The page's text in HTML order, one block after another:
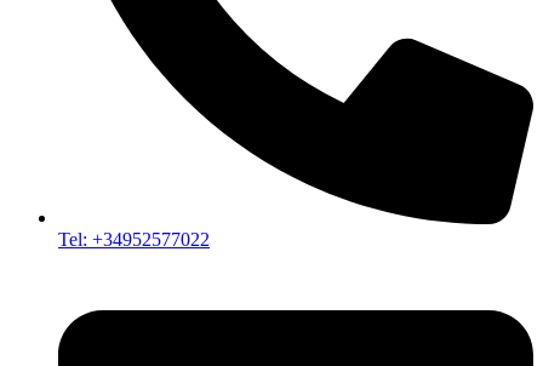
Tel: +34952577022